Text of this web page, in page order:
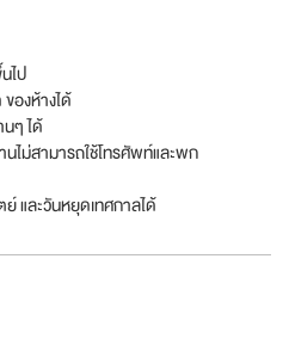
ไป
องห้างได้
ๆ ได้
นไม่สามารถใช้โทรศัพท์และพก
และวันหยุดเทศกาลได้